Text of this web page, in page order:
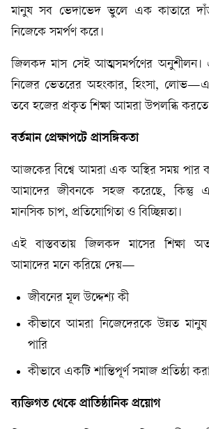
মানুষ সব ভেদাভেদ ভুলে এক কাতারে
নিজেকে সমর্পণ করে।
জিলকদ মাস সেই আত্মসমর্পণের অনুশীলন।
নিজের ভেতরের অহংকার, হিংসা,
তবে হজের প্রকৃত শিক্ষা আমরা উপলব্ধি
বর্তমান প্রেক্ষাপটে প্রাসঙ্গিকতা
আজকের বিশ্বে আমরা এক অস্থির সময় পার
আমাদের জীবনকে সহজ করেছে, কিন্তু
মানসিক চাপ, প্রতিযোগিতা ও বিচ্ছিন্নতা।
এই বাস্তবতায় জিলকদ মাসের শিক্ষা
আমাদের মনে করিয়ে দেয়—
জীবনের মূল উদ্দেশ্য কী
কীভাবে আমরা নিজেদেরকে উন্নত
পারি
কীভাবে একটি শান্তিপূর্ণ সমাজ প্রতিষ্ঠা
ব্যক্তিগত থেকে প্রাতিষ্ঠানিক প্রয়োগ